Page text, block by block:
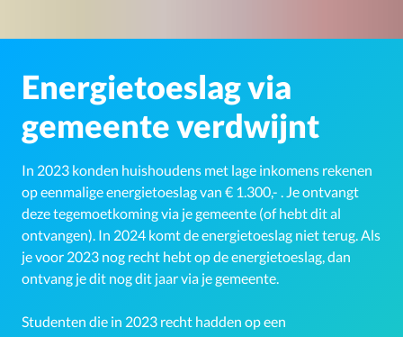
Energietoeslag via
gemeente verdwijnt
In 2023 konden huishoudens met lage inkomens rekenen
op eenmalige energietoeslag van € 1.300,- . Je ontvangt
deze tegemoetkoming via je gemeente (of hebt dit al
ontvangen). In 2024 komt de energietoeslag niet terug. Als
je voor 2023 nog recht hebt op de energietoeslag, dan
ontvang je dit nog dit jaar via je gemeente.
Studenten die in 2023 recht hadden op een